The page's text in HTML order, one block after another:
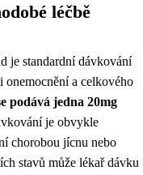
léčbě
je standardní dávkování
onemocnění a celkového
podává jedna 20mg
je obvykle
chorobou jícnu nebo
stavů může lékař dávku